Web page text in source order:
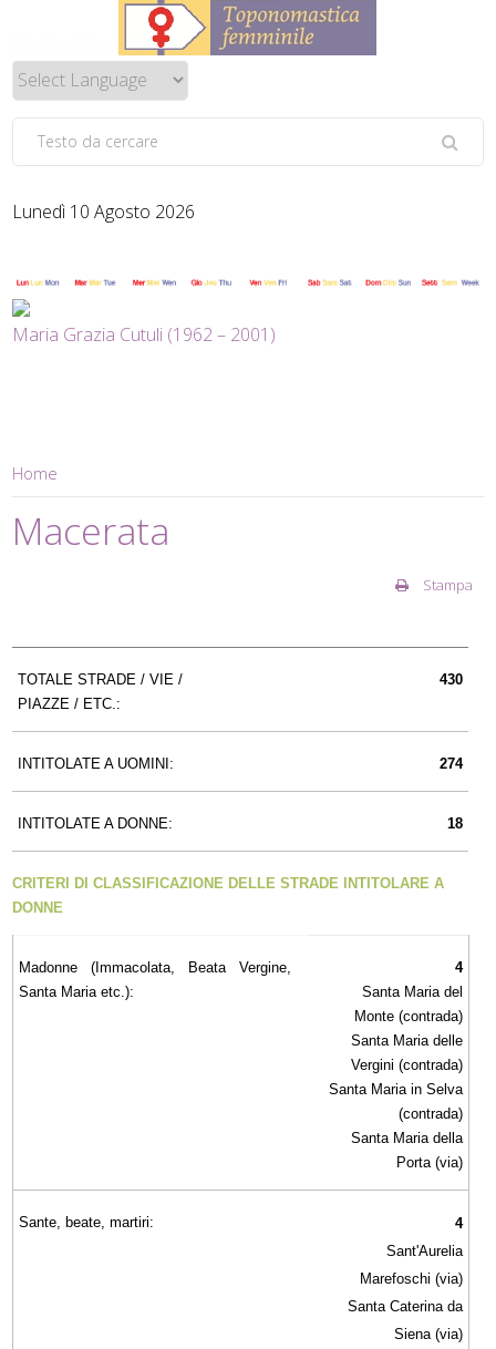
Lunedì 10 Agosto 2026
Maria Grazia Cutuli (1962 – 2001)
Home
Macerata
Stampa
TOTALE STRADE / VIE /
PIAZZE / ETC.:
430
INTITOLATE A UOMINI: 274
INTITOLATE A DONNE: 18
CRITERI DI CLASSIFICAZIONE DELLE STRADE INTITOLARE A
DONNE
Madonne (Immacolata, Beata Vergine,
Santa Maria etc.):
4
Santa Maria del
Monte (contrada)
Santa Maria delle
Vergini (contrada)
Santa Maria in Selva
(contrada)
Santa Maria della
Porta (via)
Sante, beate, martiri:
4
Sant'Aurelia
Marefoschi (via)
Santa Caterina da
Siena (via)